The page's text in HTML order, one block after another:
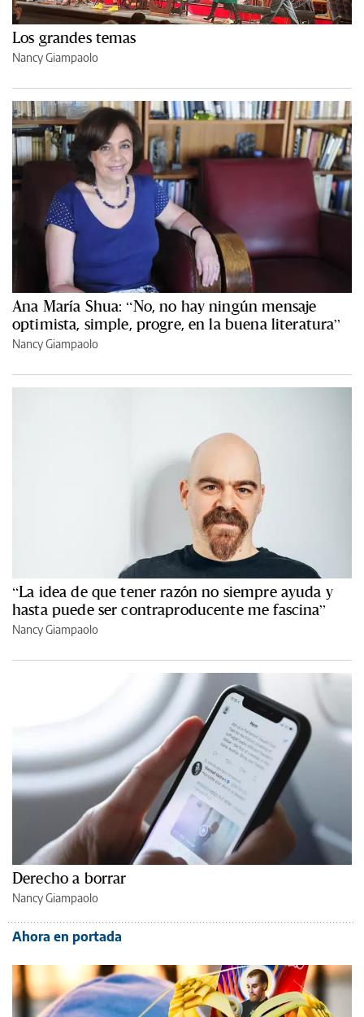
Los grandes temas
Nancy Giampaolo
Ana María Shua: “No, no hay ningún mensaje
optimista, simple, progre, en la buena literatura”
Nancy Giampaolo
“La idea de que tener razón no siempre ayuda y
hasta puede ser contraproducente me fascina”
Nancy Giampaolo
Derecho a borrar
Nancy Giampaolo
Ahora en portada